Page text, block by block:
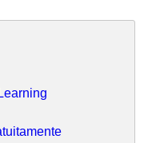
Recovery
internal